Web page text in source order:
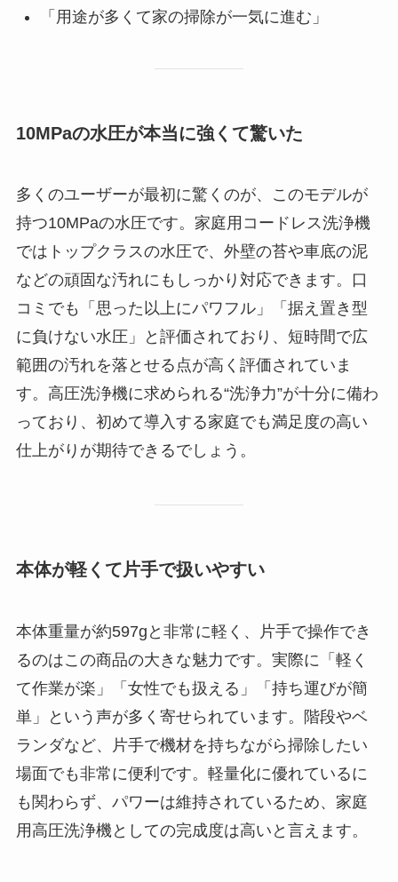
「用途が多くて家の掃除が一気に進む」
10MPaの水圧が本当に強くて驚いた
多くのユーザーが最初に驚くのが、このモデルが
持つ10MPaの水圧です。家庭用コードレス洗浄機
ではトップクラスの水圧で、外壁の苔や車底の泥
などの頑固な汚れにもしっかり対応できます。口
コミでも「思った以上にパワフル」「据え置き型
に負けない水圧」と評価されており、短時間で広
範囲の汚れを落とせる点が高く評価されていま
す。高圧洗浄機に求められる“洗浄力”が十分に備わ
っており、初めて導入する家庭でも満足度の高い
仕上がりが期待できるでしょう。
本体が軽くて片手で扱いやすい
本体重量が約597gと非常に軽く、片手で操作でき
るのはこの商品の大きな魅力です。実際に「軽く
て作業が楽」「女性でも扱える」「持ち運びが簡
単」という声が多く寄せられています。階段やベ
ランダなど、片手で機材を持ちながら掃除したい
場面でも非常に便利です。軽量化に優れているに
も関わらず、パワーは維持されているため、家庭
用高圧洗浄機としての完成度は高いと言えます。